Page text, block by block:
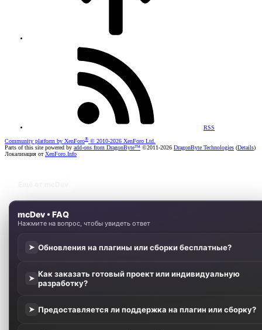
RSS
Community platform by XenForo® © 2010-2026 XenForo Ltd.
Parts of this site powered by add-ons from DragonByte™ ©2011-2026 DragonByte Technologies (Details)
Локализация отXenForo.Info
mcDev • FAQ
Нажмите на вопрос, чтобы увидеть ответ
➤ Обновления на плагины или сборки бесплатные?
➤ Как заказать готовый проект или индивидуальную
разработку?
➤ Предоставляется ли поддержка на плагин или сборку?